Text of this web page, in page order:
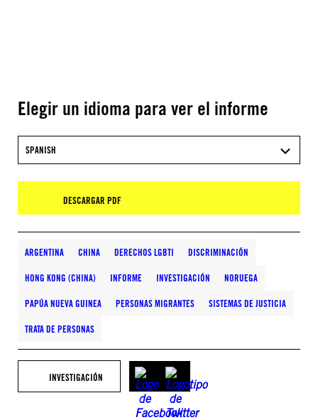
Elegir un idioma para ver el informe
SPANISH
DESCARGAR PDF
ARGENTINA CHINA DERECHOS LGBTI DISCRIMINACIÓN
HONG KONG (CHINA) INFORME INVESTIGACIÓN NORUEGA
PAPÚA NUEVA GUINEA PERSONAS MIGRANTES SISTEMAS DE JUSTICIA
TRATA DE PERSONAS
INVESTIGACIÓN